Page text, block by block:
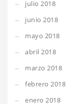
julio 2018
junio 2018
mayo 2018
abril 2018
marzo 2018
febrero 2018
enero 2018